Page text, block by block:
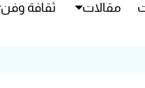
مقالات ثقافة وفن